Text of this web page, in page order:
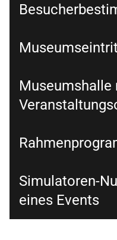
Museumshalle
Simulatoren-
eines Events